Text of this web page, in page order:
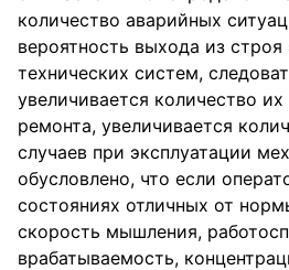
количество аварийных
вероятность выхода из
технических систем,
увеличивается количество
ремонта, увеличивается
случаев при эксплуатации
обусловлено, что если
состояниях отличных от
скорость мышления,
врабатываемость,